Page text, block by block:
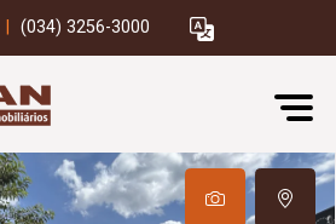
(034) 3256-3000